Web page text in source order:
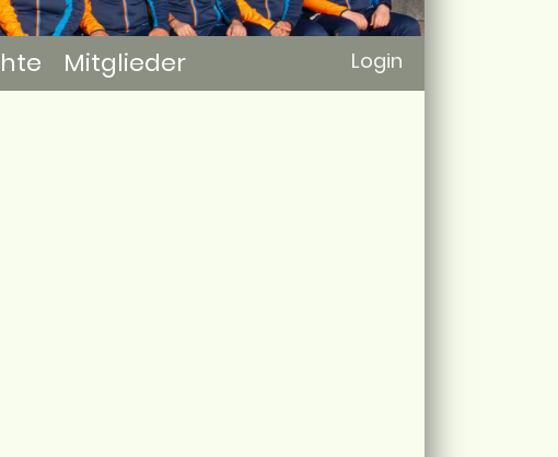
Mitglieder Login